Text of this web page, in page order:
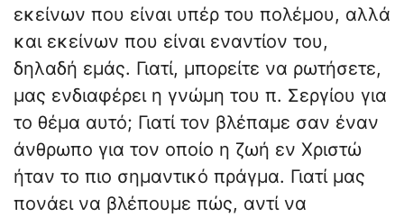
εκείνων που είναι υπέρ του πολέμου, αλλά
και εκείνων που είναι εναντίον του,
δηλαδή εμάς. Γιατί, μπορείτε να ρωτήσετε,
μας ενδιαφέρει η γνώμη του π. Σεργίου για
το θέμα αυτό; Γιατί τον βλέπαμε σαν έναν
άνθρωπο για τον οποίο η ζωή εν Χριστώ
ήταν το πιο σημαντικό πράγμα. Γιατί μας
πονάει να βλέπουμε πώς, αντί να